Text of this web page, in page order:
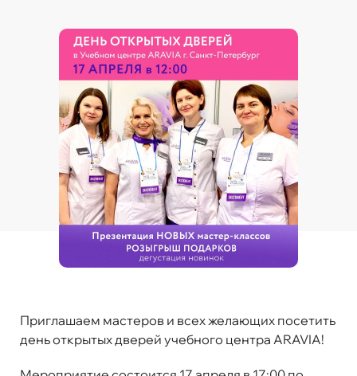
Приглашаем мастеров и всех желающих посетить
день открытых дверей учебного центра ARAVIA!